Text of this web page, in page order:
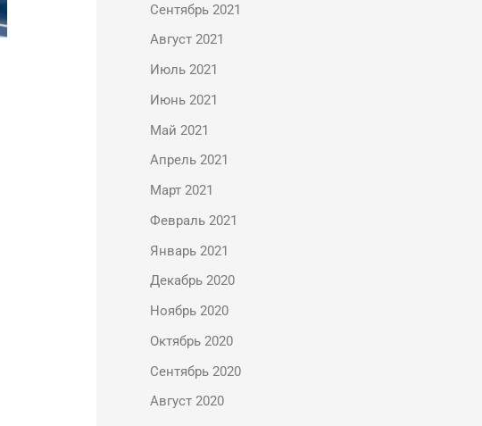
Сентябрь 2021
Август 2021
Июль 2021
Июнь 2021
Май 2021
Апрель 2021
Март 2021
Февраль 2021
Январь 2021
Декабрь 2020
Ноябрь 2020
Октябрь 2020
Сентябрь 2020
Август 2020